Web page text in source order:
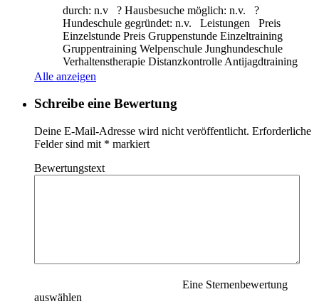
durch: n.v ? Hausbesuche möglich: n.v. ?
Hundeschule gegründet: n.v. Leistungen Preis
Einzelstunde Preis Gruppenstunde Einzeltraining
Gruppentraining Welpenschule Junghundeschule
Verhaltenstherapie Distanzkontrolle Antijagdtraining
Nasenarbeit Apportieren Clickertraining
SozialisierungWeiterlesen …
Alle anzeigen
Schreibe eine Bewertung
Deine E-Mail-Adresse wird nicht veröffentlicht. Erforderliche
Felder sind mit * markiert
Bewertungstext
Eine Sternenbewertung
auswählen